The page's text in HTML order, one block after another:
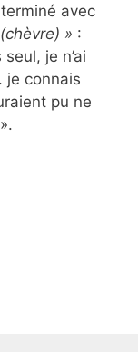
avec
» :
je n’ai
je connais
pu ne